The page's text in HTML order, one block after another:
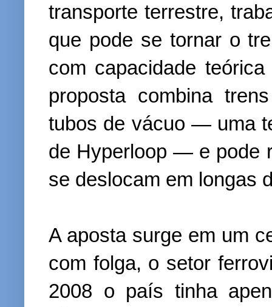
transporte terrestre,
que pode se tornar o
com capacidade
proposta combina
tubos de vácuo — uma
de Hyperloop — e pode
se deslocam em longas
A aposta surge em um
com folga, o setor
2008 o país tinha